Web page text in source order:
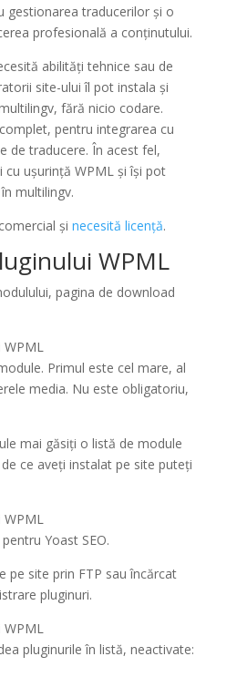
gestionarea traducerilor și o
profesională a conținutului.
abilități tehnice sau de
site-ului îl pot instala și
fără nicio codare.
pentru integrarea cu
de traducere. În acest fel,
ușurință WPML și își pot
multilingv.
și necesită licență.
WPML
pagina de download
Primul este cel mare, al
media. Nu este obligatoriu,
mai găsiți o listă de module
ce aveți instalat pe site puteți
Yoast SEO.
pe site prin FTP sau încărcat
pluginuri.
pluginurile în listă, neactivate: